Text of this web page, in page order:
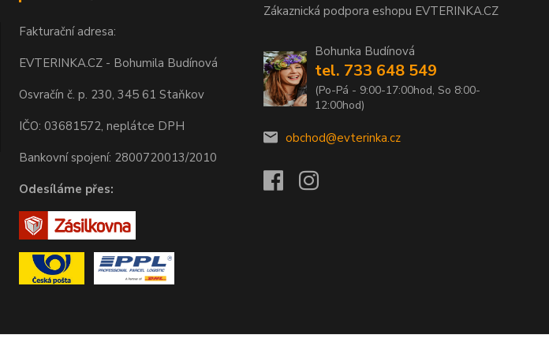
Fakturační adresa:
EVTERINKA.CZ - Bohumila Budínová
Osvračín č. p. 230, 345 61 Staňkov
IČO: 03681572, neplátce DPH
Bankovní spojení: 2800720013/2010
Odesíláme přes:
Zákaznická podpora eshopu EVTERINKA.CZ
Bohunka Budínová
tel. 733 648 549
(Po-Pá - 9:00-17:00hod, So 8:00-
12:00hod)
obchod@evterinka.cz